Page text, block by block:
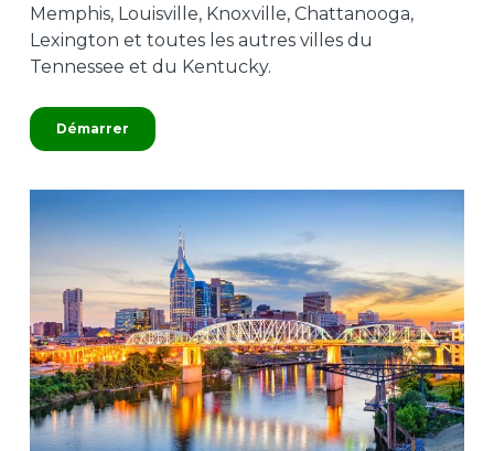
Memphis, Louisville, Knoxville, Chattanooga,
Lexington et toutes les autres villes du
Tennessee et du Kentucky.
Démarrer